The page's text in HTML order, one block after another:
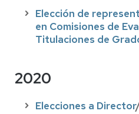
Elección de
en Comisiones de
Titulaciones de
2020
Elecciones a Director